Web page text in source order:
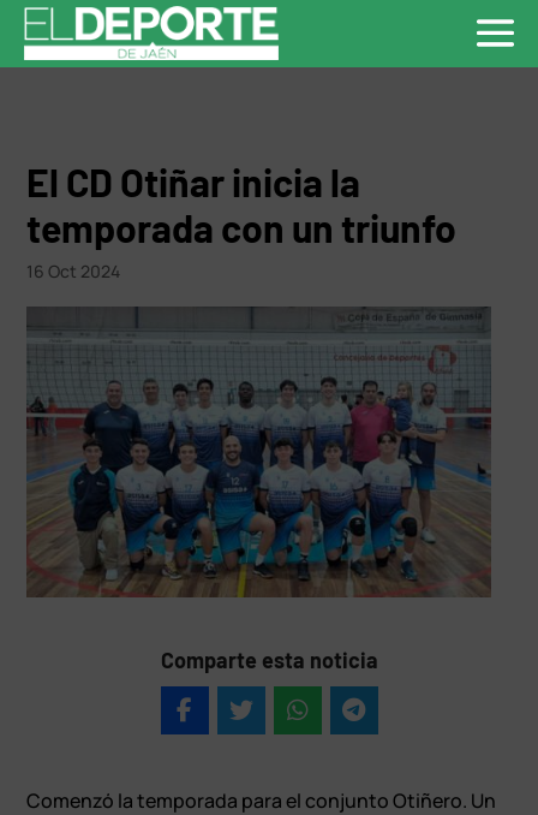
El CD Otiñar inicia la
temporada con un triunfo
16 Oct 2024
Comparte esta noticia
Comenzó la temporada para el conjunto Otiñero. Un